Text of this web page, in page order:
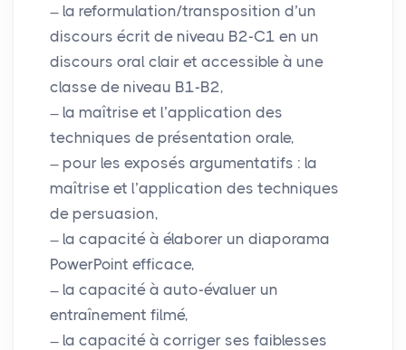
la reformulation/transposition d’un
discours écrit de niveau B2-C1 en un
discours oral clair et accessible à une
classe de niveau B1-B2,
la maîtrise et l’application des
techniques de présentation orale,
pour les exposés argumentatifs : la
maîtrise et l’application des techniques
de persuasion,
la capacité à élaborer un diaporama
PowerPoint efficace,
la capacité à auto-évaluer un
entraînement filmé,
la capacité à corriger ses faiblesses